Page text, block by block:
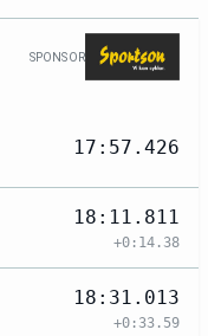
SPONSOR
17:57.426
18:11.811
+0:14.38
18:31.013
+0:33.59